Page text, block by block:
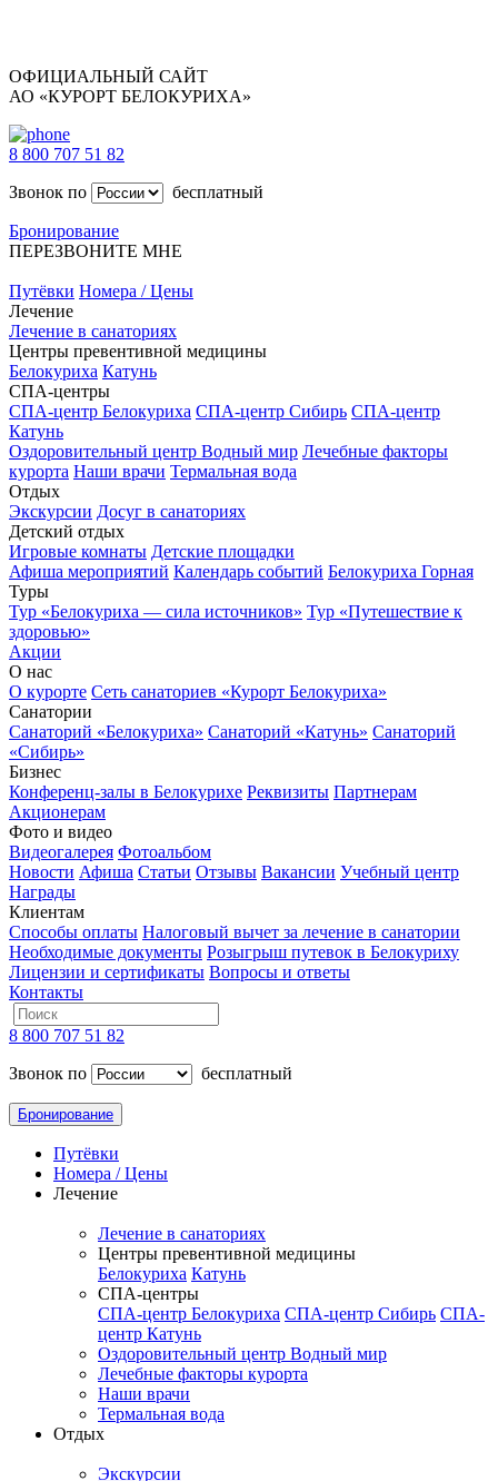
ОФИЦИАЛЬНЫЙ САЙТ
АО «КУРОРТ БЕЛОКУРИХА»
8 800 707 51 82
Звонок по
бесплатный
Бронирование
ПЕРЕЗВОНИТЕ МНЕ
Путёвки Номера / Цены
Лечение
Лечение в санаториях
Центры превентивной медицины
Белокуриха Катунь
СПА-центры
СПА-центр Белокуриха СПА-центр Сибирь СПА-центр
Катунь
Оздоровительный центр Водный мир Лечебные факторы
курорта Наши врачи Термальная вода
Отдых
Экскурсии Досуг в санаториях
Детский отдых
Игровые комнаты Детские площадки
Афиша мероприятий Календарь событий Белокуриха Горная
Туры
Тур «Белокуриха — сила источников» Тур «Путешествие к
здоровью»
Акции
О нас
О курорте Сеть санаториев «Курорт Белокуриха»
Санатории
Санаторий «Белокуриха» Санаторий «Катунь» Санаторий
«Сибирь»
Бизнес
Конференц-залы в Белокурихе Реквизиты Партнерам
Акционерам
Фото и видео
Видеогалерея Фотоальбом
Новости Афиша Статьи Отзывы Вакансии Учебный центр
Награды
Клиентам
Способы оплаты Налоговый вычет за лечение в санатории
Необходимые документы Розыгрыш путевок в Белокуриху
Лицензии и сертификаты Вопросы и ответы
Контакты
8 800 707 51 82
Звонок по
бесплатный
Бронирование
Путёвки
Номера / Цены
Лечение
Лечение в санаториях
Центры превентивной медицины
Белокуриха Катунь
СПА-центры
СПА-центр Белокуриха СПА-центр Сибирь СПА-
центр Катунь
Оздоровительный центр Водный мир
Лечебные факторы курорта
Наши врачи
Термальная вода
Отдых
Экскурсии